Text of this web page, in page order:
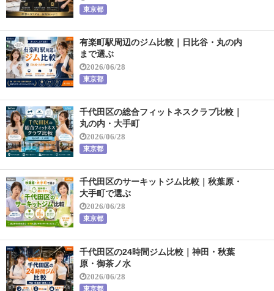
東京都
有楽町駅周辺のジム比較｜日比谷・丸の内
まで選ぶ
2026/06/28
東京都
千代田区の総合フィットネスクラブ比較｜
丸の内・大手町
2026/06/28
東京都
千代田区のサーキットジム比較｜秋葉原・
大手町で選ぶ
2026/06/28
東京都
千代田区の24時間ジム比較｜神田・秋葉
原・御茶ノ水
2026/06/28
東京都